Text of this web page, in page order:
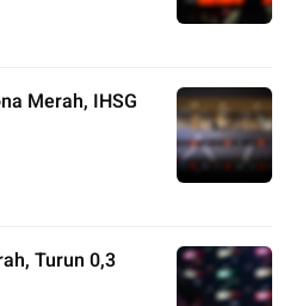
Merah, IHSG
Turun 0,3